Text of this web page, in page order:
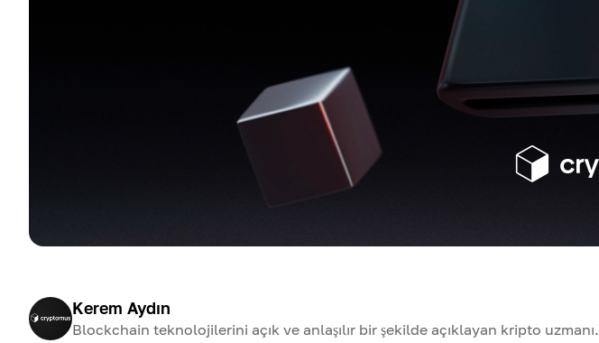
Kerem Aydın
Blockchain teknolojilerini açık ve anlaşılır bir şekilde açıklayan kripto uzmanı.